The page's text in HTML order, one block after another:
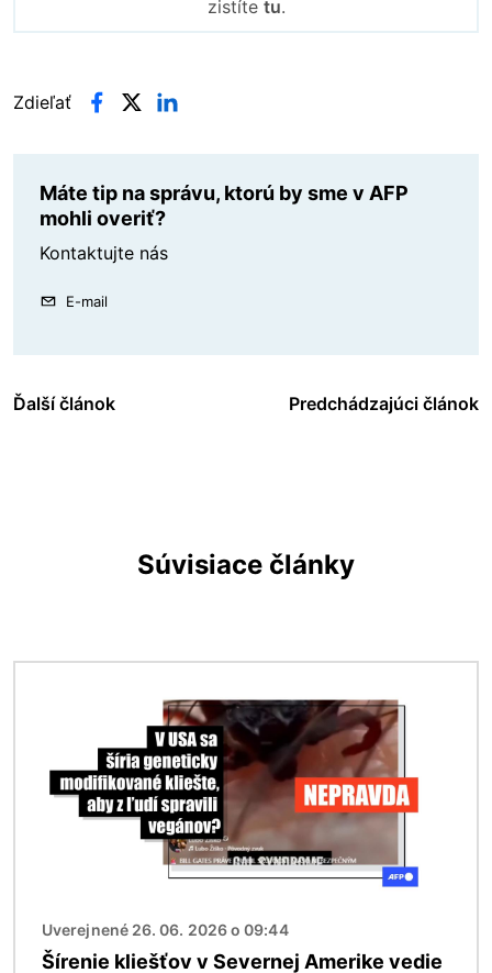
zistíte tu.
Zdieľať
Máte tip na správu, ktorú by sme v AFP
mohli overiť?
Kontaktujte nás
E-mail
Ďalší článok Predchádzajúci článok
Súvisiace články
Uverejnené 26. 06. 2026 o 09:44
Šírenie kliešťov v Severnej Amerike vedie